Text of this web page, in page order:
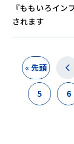
『ももいろイン
されます
« 先頭
5 6